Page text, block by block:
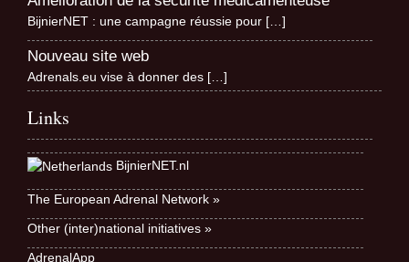
BijnierNET : une campagne réussie pour […]
Nouveau site web
Adrenals.eu vise à donner des […]
Links
BijnierNET.nl
The European Adrenal Network »
Other (inter)national initiatives »
AdrenalApp